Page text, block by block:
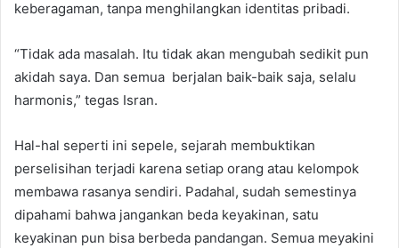
keberagaman, tanpa menghilangkan identitas pribadi.
“Tidak ada masalah. Itu tidak akan mengubah sedikit pun
akidah saya. Dan semua berjalan baik-baik saja, selalu
harmonis,” tegas Isran.
Hal-hal seperti ini sepele, sejarah membuktikan
perselisihan terjadi karena setiap orang atau kelompok
membawa rasanya sendiri. Padahal, sudah semestinya
dipahami bahwa jangankan beda keyakinan, satu
keyakinan pun bisa berbeda pandangan. Semua meyakini